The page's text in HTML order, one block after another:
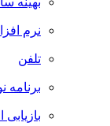
نرم
تلفن
برنامه نویسی
بازیابی